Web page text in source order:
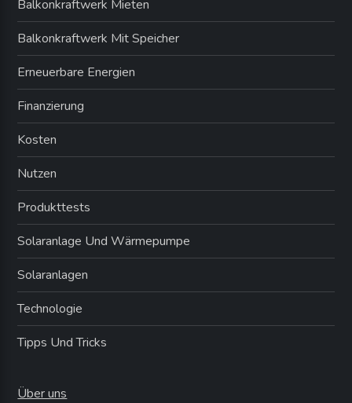
e
r
i
e
r
u
n
g
d
Balkonkraftwerk Mieten
Balkonkraftwerk Mit Speicher
Erneuerbare Energien
Finanzierung
Kosten
Nutzen
Produkttests
Solaranlage Und Wärmepumpe
Solaranlagen
Technologie
Tipps Und Tricks
Über uns